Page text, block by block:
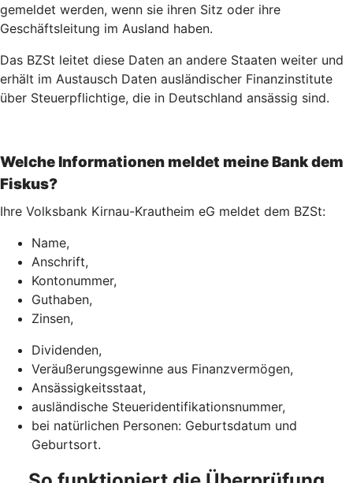
gemeldet werden, wenn sie ihren Sitz oder ihre
Geschäftsleitung im Ausland haben.
Das BZSt leitet diese Daten an andere Staaten weiter und
erhält im Austausch Daten ausländischer Finanzinstitute
über Steuerpflichtige, die in Deutschland ansässig sind.
Welche Informationen meldet meine Bank dem
Fiskus?
Ihre Volksbank Kirnau-Krautheim eG meldet dem BZSt:
Name,
Anschrift,
Kontonummer,
Guthaben,
Zinsen,
Dividenden,
Veräußerungsgewinne aus Finanzvermögen,
Ansässigkeitsstaat,
ausländische Steueridentifikationsnummer,
bei natürlichen Personen: Geburtsdatum und
Geburtsort.